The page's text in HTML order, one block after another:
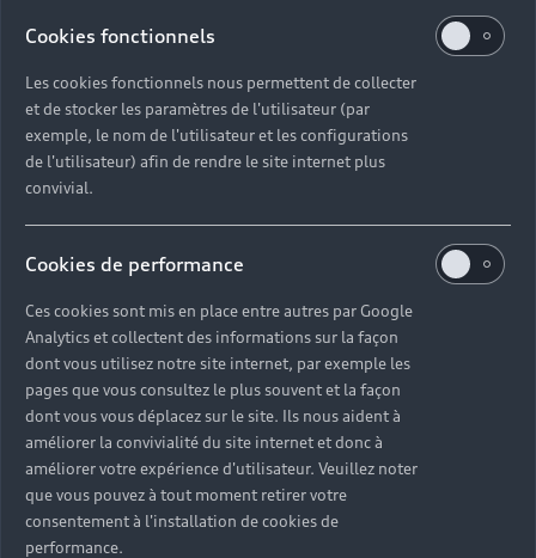
La consommation de carburant et les données
d'émission spécifiées ont été déterminées
conformément aux procédures de mesure prescrites par
la loi. Depuis le 1er septembre 2017, certains véhicules
véhicules légers (WLTP), une procédure d'essai plus
les émissions de CO2. À partir du 1er septembre 2018,
le nouveau cycle de conduite européen (NEDC) sera
remplacé par le WLTP par étapes. En raison des
conditions d'essai plus réalistes, la consommation de
carburant et les émissions de CO2 mesurées selon le
WLTP seront, dans de nombreux cas, supérieures à
celles mesurées selon le NEDC. Par conséquent,
l'utilisation des valeurs d'émission de CO2 mesurées
selon WLTP pour la taxation des véhicules à partir du
Cookies fonctionnels
Les cookies fonctionnels nous permettent de collecter
et de stocker les paramètres de l'utilisateur (par
exemple, le nom de l'utilisateur et les configurations
de l'utilisateur) afin de rendre le site internet plus
convivial.
Cookies de performance
Ces cookies sont mis en place entre autres par Google
Analytics et collectent des informations sur la façon
dont vous utilisez notre site internet, par exemple les
pages que vous consultez le plus souvent et la façon
dont vous vous déplacez sur le site. Ils nous aident à
améliorer la convivialité du site internet et donc à
améliorer votre expérience d'utilisateur. Veuillez noter
que vous pouvez à tout moment retirer votre
consentement à l'installation de cookies de
performance.